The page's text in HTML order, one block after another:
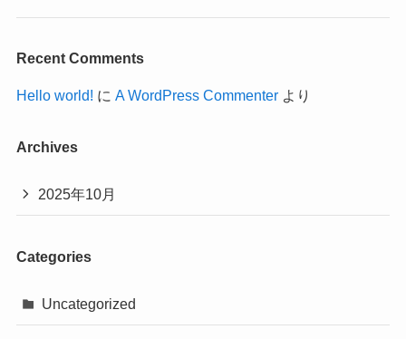
Recent Comments
Hello world! に A WordPress Commenterより
Archives
2025年10月
Categories
Uncategorized